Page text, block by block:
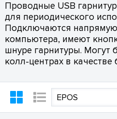
Проводные USB
для периодического
Подключаются напрямую
компьютера, имеют
шнуре гарнитуры. Могут
колл-центрах в
EPOS